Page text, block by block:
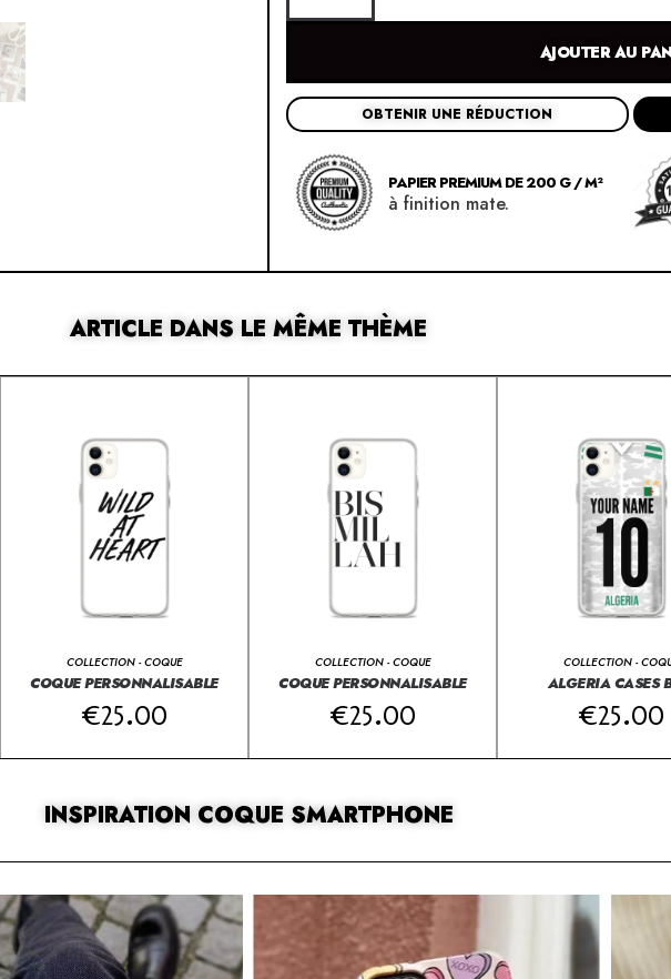
AJOUTER AU
OBTENIR UNE RÉDUCTION
PAPIER PREMIUM DE 200 G / M²
à finition mate.
ARTICLE DANS LE MÊME THÈME
COLLECTION - COQUE
COQUE PERSONNALISABLE
€25.00
COLLECTION - COQUE
COQUE PERSONNALISABLE
€25.00
COLLECTION -
ALGERIA CASES
€25.00
INSPIRATION COQUE SMARTPHONE